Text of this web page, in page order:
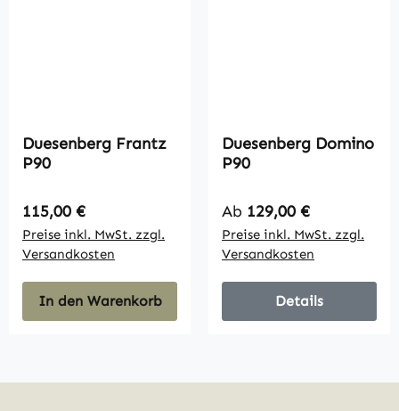
Duesenberg Frantz
P90
Regulärer Preis:
115,00 €
Preise inkl. MwSt. zzgl.
Versandkosten
In den Warenkorb
Duesenberg Domino
P90
Regulärer Preis:
Ab 129,00 €
Preise inkl. MwSt. zzgl.
Versandkosten
Details